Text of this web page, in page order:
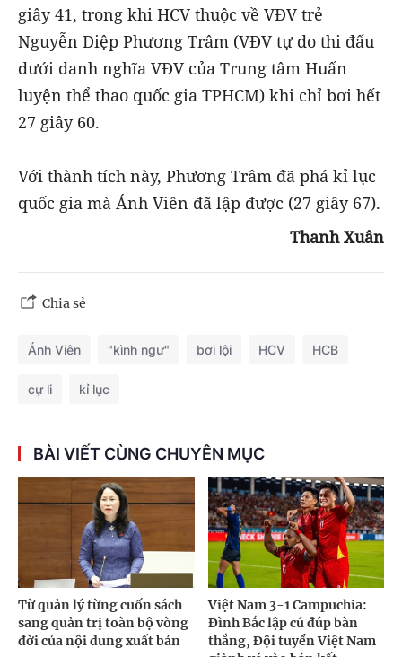
giây 41, trong khi HCV thuộc về VĐV trẻ
Nguyễn Diệp Phương Trâm (VĐV tự do thi đấu
dưới danh nghĩa VĐV của Trung tâm Huấn
luyện thể thao quốc gia TPHCM) khi chỉ bơi hết
27 giây 60.
Với thành tích này, Phương Trâm đã phá kỉ lục
quốc gia mà Ánh Viên đã lập được (27 giây 67).
Thanh Xuân
Chia sẻ
Ánh Viên "kình ngư" bơi lội HCV HCB
cự li kỉ lục
BÀI VIẾT CÙNG CHUYÊN MỤC
Từ quản lý từng cuốn sách
sang quản trị toàn bộ vòng
đời của nội dung xuất bản
Việt Nam 3-1 Campuchia:
Đình Bắc lập cú đúp bàn
thắng, Đội tuyển Việt Nam